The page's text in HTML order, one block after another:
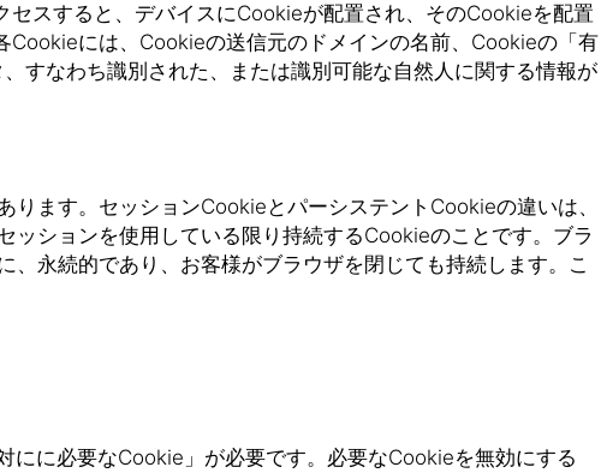
スすると、デバイスにCookieが配置され、そのCookieを配置
には、Cookieの送信元のドメインの名前、Cookieの「有
すなわち識別された、または識別可能な自然人に関する情報が
ます。セッションCookieとパーシステントCookieの違いは、
ションを使用している限り持続するCookieのことです。ブラ
永続的であり、お客様がブラウザを閉じても持続します。こ
に必要なCookie」が必要です。必要なCookieを無効にする